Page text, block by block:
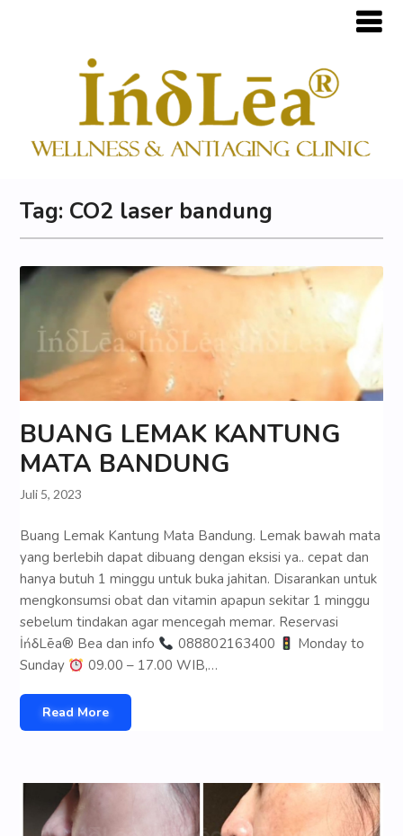
Tag: CO2 laser bandung
BUANG LEMAK KANTUNG
MATA BANDUNG
Juli 5, 2023
Buang Lemak Kantung Mata Bandung. Lemak bawah mata
yang berlebih dapat dibuang dengan eksisi ya.. cepat dan
hanya butuh 1 minggu untuk buka jahitan. Disarankan untuk
mengkonsumsi obat dan vitamin apapun sekitar 1 minggu
sebelum tindakan agar mencegah memar. Reservasi
İńδLēa® Bea dan info
088802163400
Monday to
Sunday
09.00 – 17.00 WIB,…
Read More